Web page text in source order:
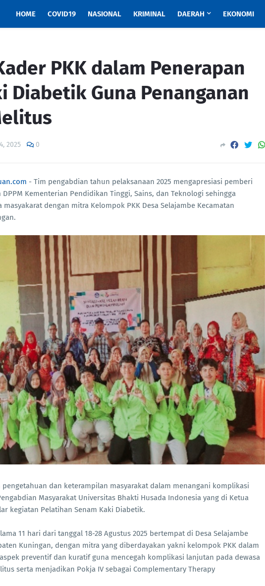
HOME COVID19 NASIONAL KRIMINAL DAERAH EKONOMI
PKK dalam Penerapan
Diabetik Guna Penanganan
2025 0
- Tim pengabdian tahun pelaksanaan 2025 mengapresiasi pemberi
DPPM Kementerian Pendidikan Tinggi, Sains, dan Teknologi sehingga
dengan mitra Kelompok PKK Desa Selajambe Kecamatan
dan keterampilan masyarakat dalam menangani komplikasi
Masyarakat Universitas Bhakti Husada Indonesia yang di Ketua
kegiatan Pelatihan Senam Kaki Diabetik.
11 hari dari tanggal 18-28 Agustus 2025 bertempat di Desa Selajambe
Kuningan, dengan mitra yang diberdayakan yakni kelompok PKK dalam
preventif dan kuratif guna mencegah komplikasi lanjutan pada dewasa
serta menjadikan Pokja IV sebagai Complementary Therapy